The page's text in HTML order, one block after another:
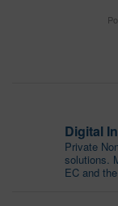
Digital
Private
solutions.
EC and